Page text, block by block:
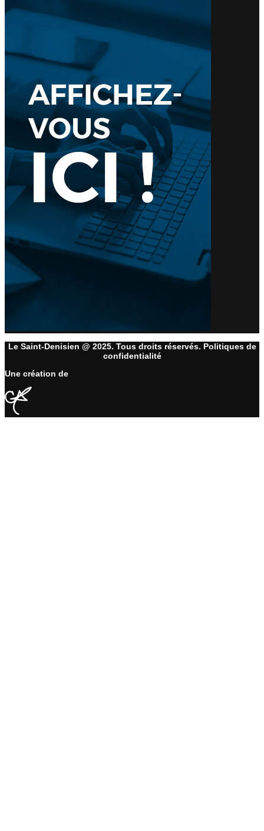
Le Saint-Denisien @ 2025. Tous droits réservés. Politiques de
confidentialité
Une création de